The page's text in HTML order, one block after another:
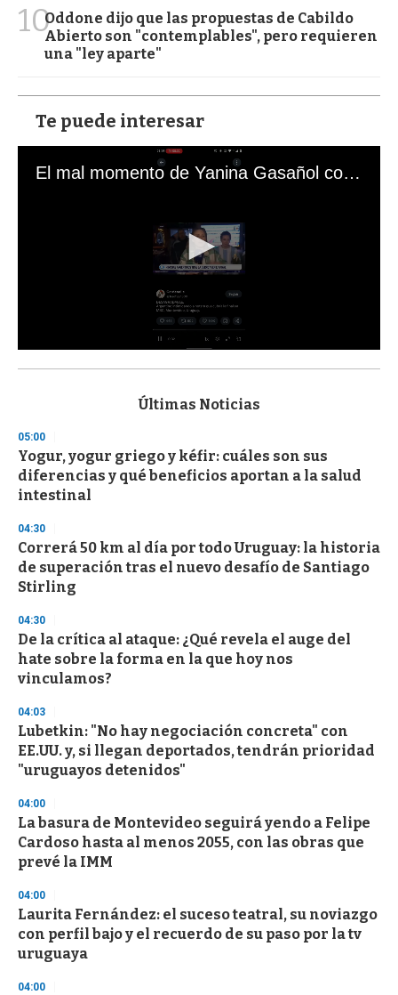
10Oddone dijo que las propuestas de Cabildo
Abierto son "contemplables", pero requieren
una "ley aparte"
Te puede interesar
El mal momento de Yanina Gasañol con un hincha argentino en "Subrayado"
s
d
s
o
f
3
s
e
c
o
n
Últimas Noticias
05:00
Yogur, yogur griego y kéfir: cuáles son sus
diferencias y qué beneficios aportan a la salud
intestinal
04:30
Correrá 50 km al día por todo Uruguay: la historia
de superación tras el nuevo desafío de Santiago
Stirling
04:30
De la crítica al ataque: ¿Qué revela el auge del
hate sobre la forma en la que hoy nos
vinculamos?
04:03
Lubetkin: "No hay negociación concreta" con
EE.UU. y, si llegan deportados, tendrán prioridad
"uruguayos detenidos"
04:00
La basura de Montevideo seguirá yendo a Felipe
Cardoso hasta al menos 2055, con las obras que
prevé la IMM
04:00
Laurita Fernández: el suceso teatral, su noviazgo
con perfil bajo y el recuerdo de su paso por la tv
uruguaya
04:00